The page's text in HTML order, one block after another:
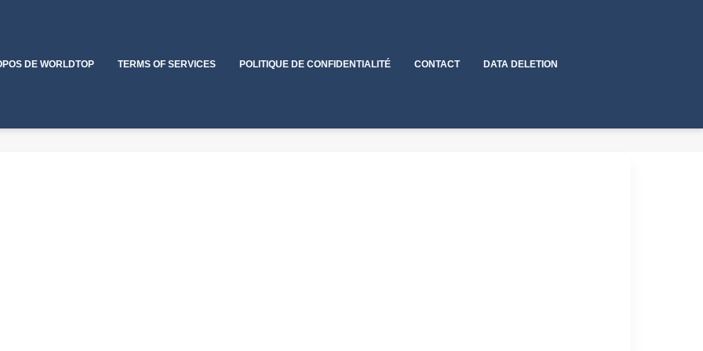
DE WORLDTOP TERMS OF SERVICES POLITIQUE DE CONFIDENTIALITÉ CONTACT DATA DELETION